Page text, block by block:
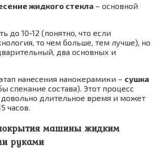
жидкого стекла – основной
до 10-12 (понятно, что если
то чем больше, тем лучше), но
два основных и
нанесения нанокерамики – сушка
спекание состава). Этот процесс
длительное время и может
часов.
машины жидким
руками